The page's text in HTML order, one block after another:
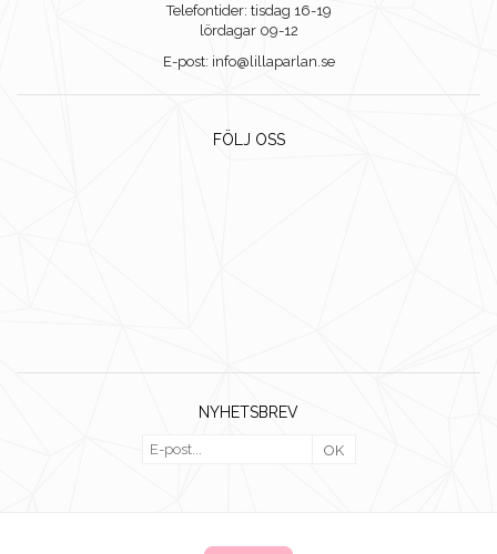
Telefontider: tisdag 16-19
lördagar 09-12
E-post: info@lillaparlan.se
FÖLJ OSS
NYHETSBREV
OK